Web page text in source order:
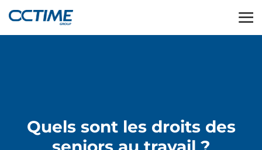
Quels sont les droits des